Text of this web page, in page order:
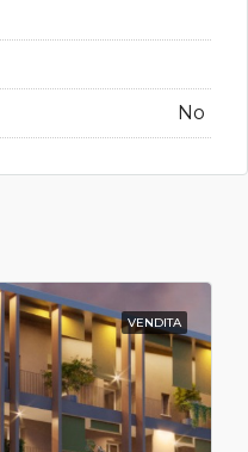
No
VENDITA